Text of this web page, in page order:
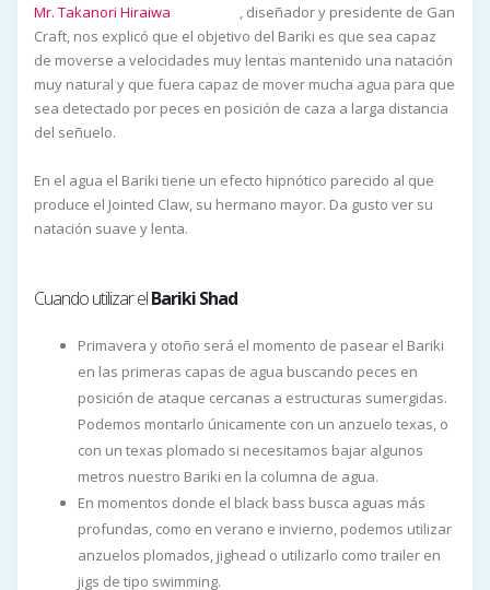
Mr. Takanori Hiraiwa
, diseñador y presidente de Gan
Craft, nos explicó que el objetivo del Bariki es que sea capaz
de moverse a velocidades muy lentas mantenido una natación
muy natural y que fuera capaz de mover mucha agua para que
sea detectado por peces en posición de caza a larga distancia
del señuelo.
En el agua el Bariki tiene un efecto hipnótico parecido al que
produce el Jointed Claw, su hermano mayor. Da gusto ver su
natación suave y lenta.
Cuando utilizar elBariki Shad
Primavera y otoño será el momento de pasear el Bariki
en las primeras capas de agua buscando peces en
posición de ataque cercanas a estructuras sumergidas.
Podemos montarlo únicamente con un anzuelo texas, o
con un texas plomado si necesitamos bajar algunos
metros nuestro Bariki en la columna de agua.
En momentos donde el black bass busca aguas más
profundas, como en verano e invierno, podemos utilizar
anzuelos plomados, jighead o utilizarlo como trailer en
jigs de tipo swimming.